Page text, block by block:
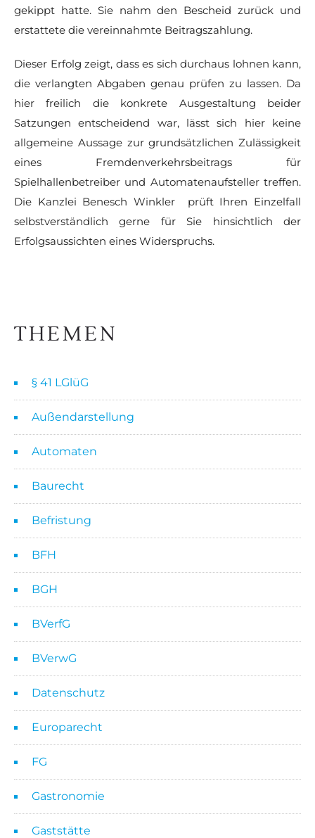
gekippt hatte. Sie nahm den Bescheid zurück und
erstattete die vereinnahmte Beitragszahlung.
Dieser Erfolg zeigt, dass es sich durchaus lohnen kann,
die verlangten Abgaben genau prüfen zu lassen. Da
hier freilich die konkrete Ausgestaltung beider
Satzungen entscheidend war, lässt sich hier keine
allgemeine Aussage zur grundsätzlichen Zulässigkeit
eines Fremdenverkehrsbeitrags für
Spielhallenbetreiber und Automatenaufsteller treffen.
Die Kanzlei Benesch Winkler prüft Ihren Einzelfall
selbstverständlich gerne für Sie hinsichtlich der
Erfolgsaussichten eines Widerspruchs.
THEMEN
§ 41 LGlüG
Außendarstellung
Automaten
Baurecht
Befristung
BFH
BGH
BVerfG
BVerwG
Datenschutz
Europarecht
FG
Gastronomie
Gaststätte